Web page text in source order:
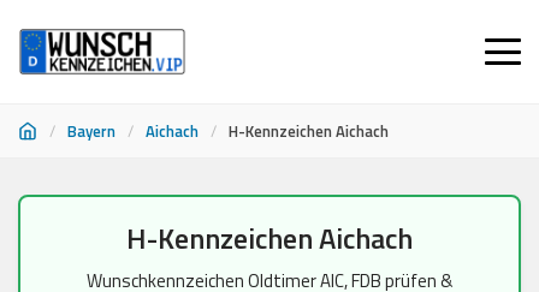
/ Bayern / Aichach / H-Kennzeichen Aichach
H-Kennzeichen Aichach
Wunschkennzeichen Oldtimer AIC, FDB prüfen &